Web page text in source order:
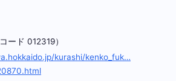
コード 012319）
kurashi/kenko_fuk…